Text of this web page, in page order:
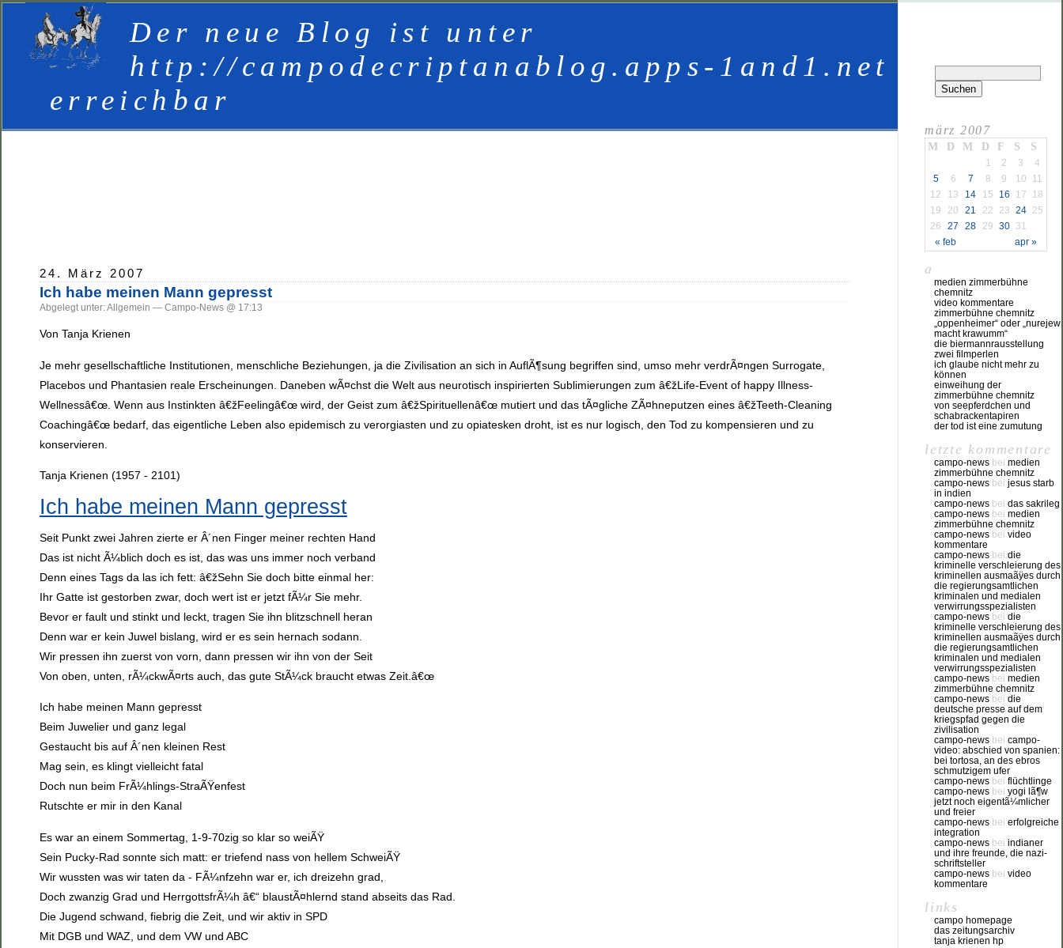
Der neue Blog ist unter
http://campodecriptanablog.apps-1and1.net
erreichbar
24. März 2007
Ich habe meinen Mann gepresst
Abgelegt unter: Allgemein — Campo-News @ 17:13
Von Tanja Krienen
Je mehr gesellschaftliche Institutionen, menschliche Beziehungen, ja die Zivilisation an sich in AuflÃ¶sung begriffen sind, umso mehr verdrÃ¤ngen Surrogate,
Placebos und Phantasien reale Erscheinungen. Daneben wÃ¤chst die Welt aus neurotisch inspirierten Sublimierungen zum â€žLife-Event of happy Illness-
Wellnessâ€œ. Wenn aus Instinkten â€žFeelingâ€œ wird, der Geist zum â€žSpirituellenâ€œ mutiert und das tÃ¤gliche ZÃ¤hneputzen eines â€žTeeth-Cleaning
Coachingâ€œ bedarf, das eigentliche Leben also epidemisch zu verorgiasten und zu opiatesken droht, ist es nur logisch, den Tod zu kompensieren und zu
konservieren.
Tanja Krienen (1957 - 2101)
Ich habe meinen Mann gepresst
Seit Punkt zwei Jahren zierte er Â´nen Finger meiner rechten Hand
Das ist nicht Ã¼blich doch es ist, das was uns immer noch verband
Denn eines Tags da las ich fett: â€žSehn Sie doch bitte einmal her:
Ihr Gatte ist gestorben zwar, doch wert ist er jetzt fÃ¼r Sie mehr.
Bevor er fault und stinkt und leckt, tragen Sie ihn blitzschnell heran
Denn war er kein Juwel bislang, wird er es sein hernach sodann.
Wir pressen ihn zuerst von vorn, dann pressen wir ihn von der Seit
Von oben, unten, rÃ¼ckwÃ¤rts auch, das gute StÃ¼ck braucht etwas Zeit.â€œ
Ich habe meinen Mann gepresst
Beim Juwelier und ganz legal
Gestaucht bis auf Â´nen kleinen Rest
Mag sein, es klingt vielleicht fatal
Doch nun beim FrÃ¼hlings-StraÃŸenfest
Rutschte er mir in den Kanal
Es war an einem Sommertag, 1-9-70zig so klar so weiÃŸ
Sein Pucky-Rad sonnte sich matt: er triefend nass von hellem SchweiÃŸ
Wir wussten was wir taten da - FÃ¼nfzehn war er, ich dreizehn grad,
Doch zwanzig Grad und HerrgottsfrÃ¼h â€“ blaustÃ¤hlernd stand abseits das Rad.
Die Jugend schwand, fiebrig die Zeit, und wir aktiv in SPD
Mit DGB und WAZ, und dem VW und ABC
märz 2007
M D M D F S S
« feb apr »
1 2 3
4
5
6 7 8 9 10
11
12
13 14 15 16 17
18
19
20 21 22 23 24
25
26
27 28 29 30 31
a
medien zimmerbühne
chemnitz
video kommentare
zimmerbühne chemnitz
„oppenheimer“ oder „nurejew
macht krawumm“
die biermannrausstellung
zwei filmperlen
ich glaube nicht mehr zu
können
einweihung der
zimmerbühne chemnitz
von seepferdchen und
schabrackentapiren
der tod ist eine zumutung
letzte kommentare
campo-news bei medien
zimmerbühne chemnitz
campo-news bei jesus starb
in indien
campo-news bei das sakrileg
campo-news bei medien
zimmerbühne chemnitz
campo-news bei video
kommentare
campo-news bei die
kriminelle verschleierung des
kriminellen ausmaãÿes durch
die regierungsamtlichen
kriminalen und medialen
verwirrungsspezialisten
campo-news bei die
kriminelle verschleierung des
kriminellen ausmaãÿes durch
die regierungsamtlichen
kriminalen und medialen
verwirrungsspezialisten
campo-news bei medien
zimmerbühne chemnitz
campo-news bei die
deutsche presse auf dem
kriegspfad gegen die
zivilisation
campo-news bei campo-
video: abschied von spanien:
bei tortosa, an des ebros
schmutzigem ufer
campo-news bei flüchtlinge
campo-news bei yogi lã¶w
jetzt noch eigentã¼mlicher
und freier
campo-news bei erfolgreiche
integration
campo-news bei indianer
und ihre freunde, die nazi-
schriftsteller
campo-news bei video
kommentare
links
campo homepage
das zeitungsarchiv
tanja krienen hp